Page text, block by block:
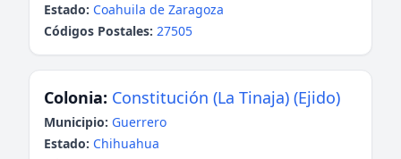
Estado: Coahuila de Zaragoza
Códigos Postales: 27505
Colonia: Constitución (La Tinaja) (Ejido)
Municipio: Guerrero
Estado: Chihuahua